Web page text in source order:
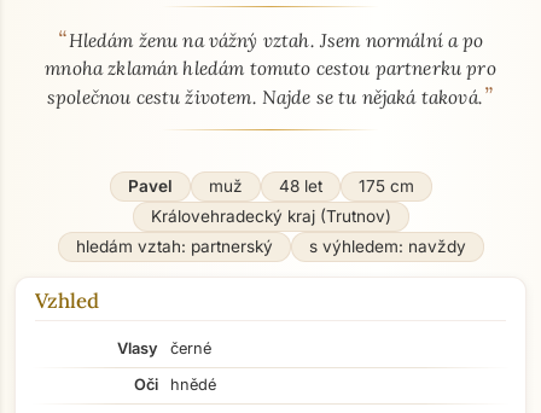
O mně - seznamka profil
“Hledám ženu na vážný vztah. Jsem normální a po
mnoha zklamán hledám tomuto cestou partnerku pro
společnou cestu životem. Najde se tu nějaká taková.”
Pavel muž 48 let
175 cm
Královehradecký kraj (Trutnov)
hledám vztah: partnerský
s výhledem: navždy
Vzhled
Vlasy
černé
Oči
hnědé